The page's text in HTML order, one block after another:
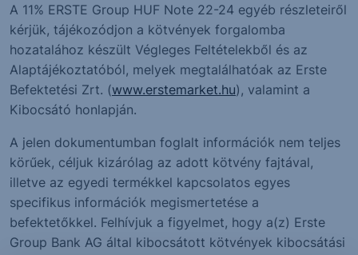
A 11% ERSTE Group HUF Note 22-24 egyéb részleteiről
kérjük, tájékozódjon a kötvények forgalomba
hozatalához készült Végleges Feltételekből és az
Alaptájékoztatóból, melyek megtalálhatóak az Erste
Befektetési Zrt. (www.erstemarket.hu), valamint a
Kibocsátó honlapján.
A jelen dokumentumban foglalt információk nem teljes
körűek, céljuk kizárólag az adott kötvény fajtával,
illetve az egyedi termékkel kapcsolatos egyes
specifikus információk megismertetése a
befektetőkkel. Felhívjuk a figyelmet, hogy a(z) Erste
Group Bank AG által kibocsátott kötvények kibocsátási